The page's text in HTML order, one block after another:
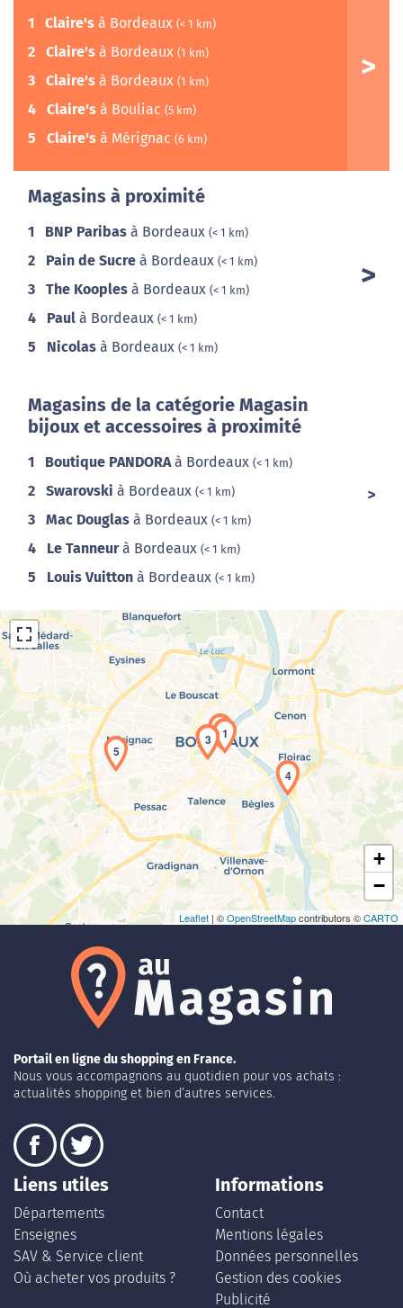
1 Claire's à Bordeaux (< 1 km)
2 Claire's à Bordeaux (1 km)
3 Claire's à Bordeaux (1 km)
4 Claire's à Bouliac (5 km)
5 Claire's à Mérignac (6 km)
Magasins à proximité
1 BNP Paribas à Bordeaux (< 1 km)
2 Pain de Sucre à Bordeaux (< 1 km)
3 The Kooples à Bordeaux (< 1 km)
4 Paul à Bordeaux (< 1 km)
5 Nicolas à Bordeaux (< 1 km)
Magasins de la catégorie Magasin
bijoux et accessoires à proximité
1 Boutique PANDORAà Bordeaux (< 1 km)
2 Swarovski à Bordeaux (< 1 km)
3 Mac Douglas à Bordeaux (< 1 km)
4 Le Tanneurà Bordeaux (< 1 km)
5 Louis Vuitton à Bordeaux (< 1 km)
Chargement de la carte en cours...
1
2
3
4
5
+
−
Leaflet | ©OpenStreetMapcontributors ©CARTO
Portail en ligne du shopping en France.
Nous vous accompagnons au quotidien pour vos achats :
actualités shopping et bien d’autres services.
Liens utiles
Départements
Enseignes
SAV & Service client
Où acheter vos produits ?
Informations
Contact
Mentions légales
Données personnelles
Gestion des cookies
Publicité